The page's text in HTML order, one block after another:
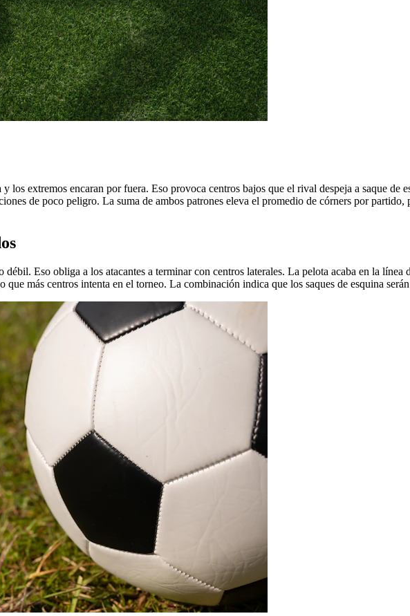
los extremos encaran por fuera. Eso provoca centros bajos que el rival despeja a saque de
de poco peligro. La suma de ambos patrones eleva el promedio de córners por
Eso obliga a los atacantes a terminar con centros laterales. La pelota acaba en la línea
más centros intenta en el torneo. La combinación indica que los saques de esquina